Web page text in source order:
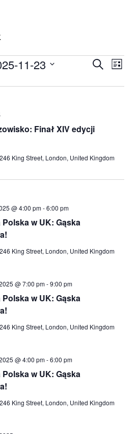
po
widokach
Szukaj
Lista
11-23
Finał XIV edycji
King Street, London, United Kingdom
Polska w UK: Gąska
@ 4:00 pm-6:00 pm
King Street, London, United Kingdom
Polska w UK: Gąska
@ 7:00 pm-9:00 pm
King Street, London, United Kingdom
Polska w UK: Gąska
@ 4:00 pm-6:00 pm
King Street, London, United Kingdom